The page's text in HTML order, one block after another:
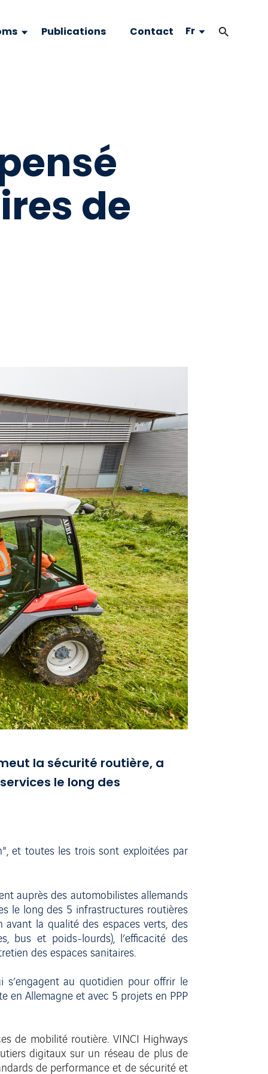
Publications Contact Fr
de
la sécurité routière, a
le long des
et toutes les trois sont exploitées par
auprès des automobilistes allemands
le long des 5 infrastructures routières
la qualité des espaces verts, des
bus et poids-lourds), l’efficacité des
des espaces sanitaires.
s’engagent au quotidien pour offrir le
en Allemagne et avec 5 projets en PPP
de mobilité routière. VINCI Highways
digitaux sur un réseau de plus de
de performance et de sécurité et